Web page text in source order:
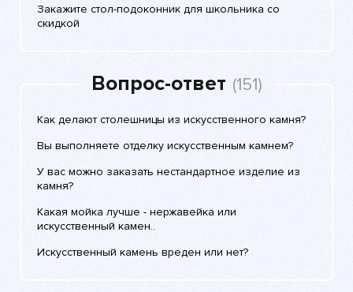
Закажите стол-подоконник для школьника со
скидкой
Вопрос-ответ (151)
Как делают столешницы из искусственного камня?
Вы выполняете отделку искусственным камнем?
У вас можно заказать нестандартное изделие из
камня?
Какая мойка лучше - нержавейка или
искусственный камен..
Искусственный камень вреден или нет?